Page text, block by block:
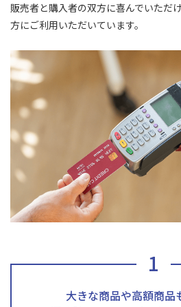
販売者と購入者の双方に喜んでいただ
方にご利用いただいています。
1
大きな商品や高額商品